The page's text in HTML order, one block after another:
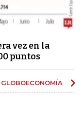
vez en la
puntos